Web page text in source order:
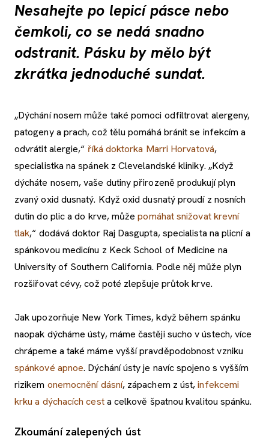
Nesahejte po lepicí pásce nebo
čemkoli, co se nedá snadno
odstranit. Pásku by mělo být
zkrátka jednoduché sundat.
„Dýchání nosem může také pomoci odfiltrovat alergeny,
patogeny a prach, což tělu pomáhá bránit se infekcím a
odvrátit alergie,“ říká doktorka Marri Horvatová,
specialistka na spánek z Clevelandské kliniky. „Když
dýcháte nosem, vaše dutiny přirozeně produkují plyn
zvaný oxid dusnatý. Když oxid dusnatý proudí z nosních
dutin do plic a do krve, můžepomáhat snižovat krevní
tlak,“ dodává doktor Raj Dasgupta, specialista na plicní a
spánkovou medicínu z Keck School of Medicine na
University of Southern California. Podle něj může plyn
rozšiřovat cévy, což poté zlepšuje průtok krve.
Jak upozorňuje New York Times, když během spánku
naopak dýcháme ústy, máme častěji sucho v ústech, více
chrápeme a také máme vyšší pravděpodobnost vzniku
spánkové apnoe. Dýchání ústy je navíc spojeno s vyšším
rizikem onemocnění dásní, zápachem z úst,infekcemi
krku a dýchacích cesta celkově špatnou kvalitou spánku.
Zkoumání zalepených úst